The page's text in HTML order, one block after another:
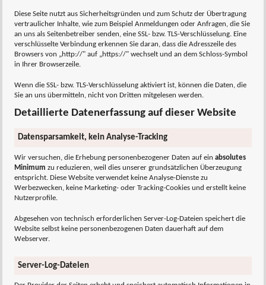
Diese Seite nutzt aus Sicherheitsgründen und zum Schutz der Übertragung
vertraulicher Inhalte, wie zum Beispiel Anmeldungen oder Anfragen, die Sie
an uns als Seitenbetreiber senden, eine SSL- bzw. TLS-Verschlüsselung. Eine
verschlüsselte Verbindung erkennen Sie daran, dass die Adresszeile des
Browsers von „http://" auf „https://" wechselt und an dem Schloss-Symbol
in Ihrer Browserzeile.
Wenn die SSL- bzw. TLS-Verschlüsselung aktiviert ist, können die Daten, die
Sie an uns übermitteln, nicht von Dritten mitgelesen werden.
Detaillierte Datenerfassung auf dieser Website
Datensparsamkeit, kein Analyse-Tracking
Wir versuchen, die Erhebung personenbezogener Daten auf ein absolutes
Minimum zu reduzieren, weil dies unserer grundsätzlichen Überzeugung
entspricht. Diese Website verwendet keine Analyse-Dienste zu
Werbezwecken, keine Marketing- oder Tracking-Cookies und erstellt keine
Nutzerprofile.
Abgesehen von technisch erforderlichen Server-Log-Dateien speichert die
Website selbst keine personenbezogenen Daten dauerhaft auf dem
Webserver.
Server-Log-Dateien